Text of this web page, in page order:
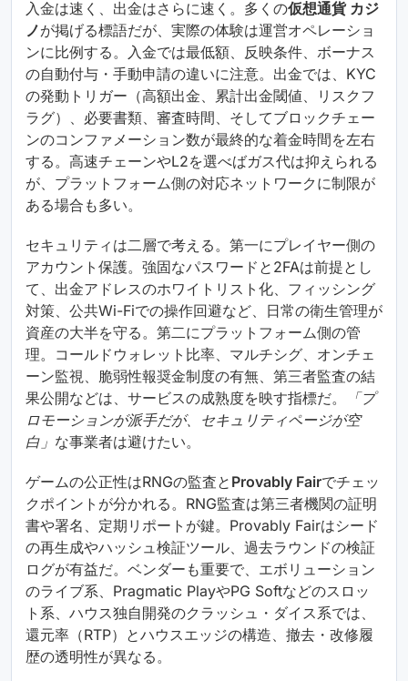
入金は速く、出金はさらに速く。多くの仮想通貨 カジ
ノが掲げる標語だが、実際の体験は運営オペレーショ
ンに比例する。入金では最低額、反映条件、ボーナス
の自動付与・手動申請の違いに注意。出金では、KYC
の発動トリガー（高額出金、累計出金閾値、リスクフ
ラグ）、必要書類、審査時間、そしてブロックチェー
ンのコンファメーション数が最終的な着金時間を左右
する。高速チェーンやL2を選べばガス代は抑えられる
が、プラットフォーム側の対応ネットワークに制限が
ある場合も多い。
セキュリティは二層で考える。第一にプレイヤー側の
アカウント保護。強固なパスワードと2FAは前提とし
て、出金アドレスのホワイトリスト化、フィッシング
対策、公共Wi-Fiでの操作回避など、日常の衛生管理が
資産の大半を守る。第二にプラットフォーム側の管
理。コールドウォレット比率、マルチシグ、オンチェ
ーン監視、脆弱性報奨金制度の有無、第三者監査の結
果公開などは、サービスの成熟度を映す指標だ。
「プ
ロモーションが派手だが、セキュリティページが空
白」 な事業者は避けたい。
ゲームの公正性はRNGの監査と Provably Fairでチェッ
クポイントが分かれる。RNG監査は第三者機関の証明
書や署名、定期リポートが鍵。Provably Fairはシード
の再生成やハッシュ検証ツール、過去ラウンドの検証
ログが有益だ。ベンダーも重要で、エボリューション
のライブ系、Pragmatic PlayやPG Softなどのスロッ
ト系、ハウス独自開発のクラッシュ・ダイス系では、
還元率（RTP）とハウスエッジの構造、撤去・改修履
歴の透明性が異なる。